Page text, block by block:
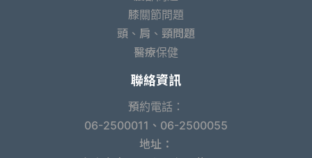
膝關節問題
頭、肩、頸問題
醫療保健
聯絡資訊
預約電話：
06-2500011、06-2500055
地址：